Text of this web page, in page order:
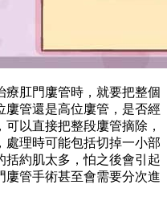
療肛門廔管時，就要把整個
廔管還是高位廔管，是否經
以直接把整段廔管摘除，
處理時可能包括切掉一小部
括約肌太多，怕之後會引起
廔管手術甚至會需要分次進